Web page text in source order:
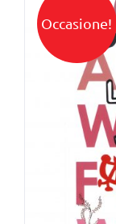
Occasione!